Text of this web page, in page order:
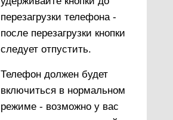
перезагрузки телефона -
после перезагрузки кнопки
следует отпустить.
Телефон должен будет
включиться в нормальном
режиме - возможно у вас